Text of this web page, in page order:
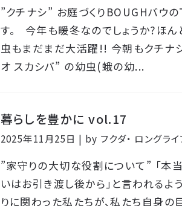
”クチナシ” お庭づくりBOUGHバウ
す。 今年も暖冬なのでしょうか?ほん
虫もまだまだ大活躍!! 今朝もクチナ
オ スカシバ” の幼虫(蛾の幼...
暮らしを豊かに vol.17
2025年11月25日 | by フクダ・ ロングライ
”家守りの大切な役割について” 「本
いはお引き渡し後から」と言われるよ
りに関わった私たちが、私たち自身の